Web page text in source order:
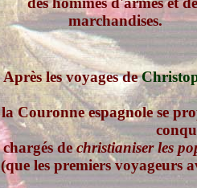
marchandises.
Après les voyages de
la Couronne espagnole se
chargés dechristianiser les
(que les premiers voyageurs